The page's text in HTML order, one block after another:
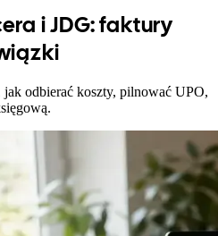
i JDG: faktury
odbierać koszty, pilnować UPO,